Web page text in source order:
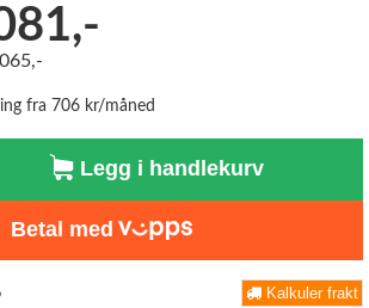
fra 706 kr/måned
Legg i handlekurv
Betal med
Kalkuler frakt